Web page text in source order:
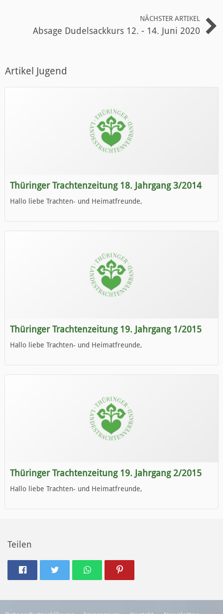
NÄCHSTER ARTIKEL
Absage Dudelsackkurs 12. - 14. Juni 2020
Artikel Jugend
Thüringer Trachtenzeitung 18. Jahrgang 3/2014
Hallo liebe Trachten- und Heimatfreunde,
Wir wünschen Euch viel Spaß beim Lesen.
Thüringer Trachtenzeitung 19. Jahrgang 1/2015
Hallo liebe Trachten- und Heimatfreunde,
Wir wünschen Euch viel Spaß beim Lesen.
Thüringer Trachtenzeitung 19. Jahrgang 2/2015
Hallo liebe Trachten- und Heimatfreunde,
Teilen